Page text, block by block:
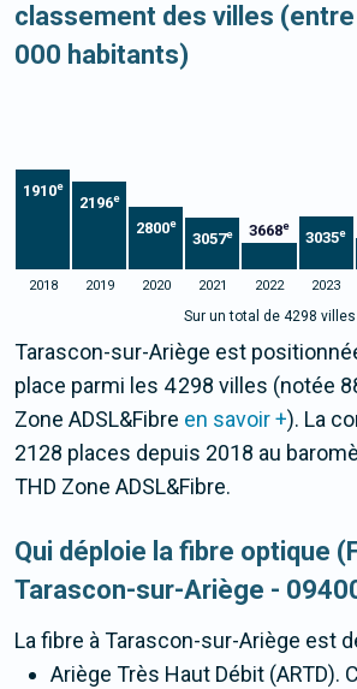
classement des villes
000 habitants)
1910e
2196e
2800e
3057e 3668e
3035e
2018 2019 2020 2021 2022 2023
Sur un total de 4298 villes
Tarascon-sur-Ariège est
place parmi les 4 298 villes (notée
Zone ADSL&Fibre en savoir +). La
2128 places depuis 2018 au
THD Zone ADSL&Fibre.
Qui déploie la fibre optique
Tarascon-sur-Ariège -
La fibre à Tarascon-sur-Ariège est
Ariège Très Haut Débit (ARTD).